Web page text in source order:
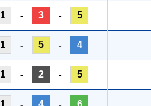
1 - 3 - 5
1 - 5 - 4
1 - 2 - 5
1 4 6